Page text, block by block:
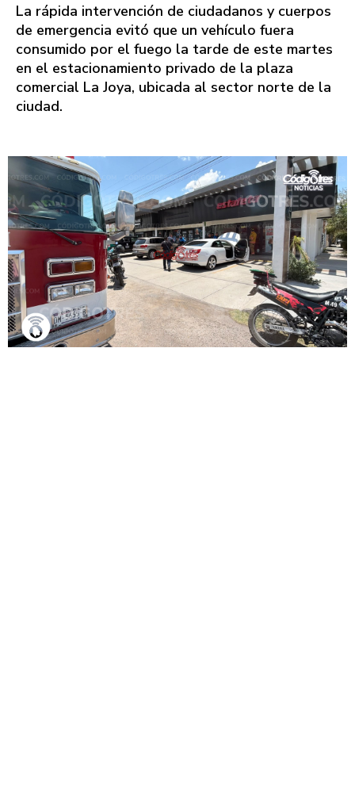
La rápida intervención de ciudadanos y cuerpos
de emergencia evitó que un vehículo fuera
consumido por el fuego la tarde de este martes
en el estacionamiento privado de la plaza
comercial La Joya, ubicada al sector norte de la
ciudad.